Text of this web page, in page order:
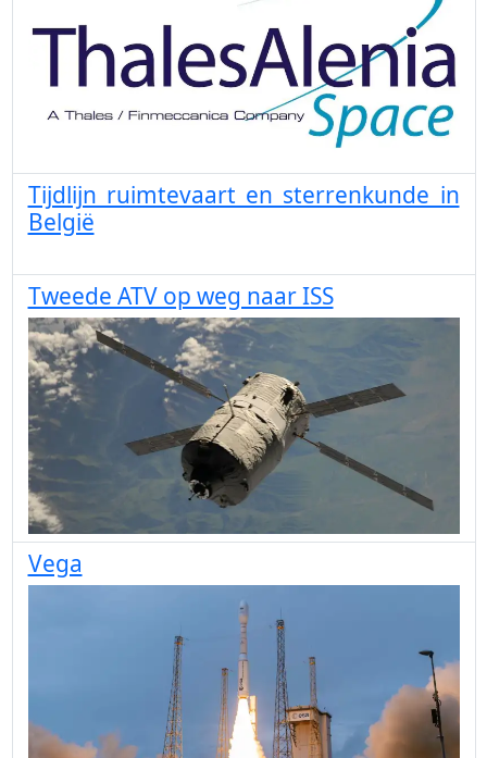
Tijdlijn ruimtevaart en sterrenkunde in
België
Tweede ATV op weg naar ISS
Vega